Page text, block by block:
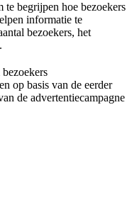
begrijpen hoe bezoekers
informatie te
bezoekers, het
op basis van de eerder
de advertentiecampagne